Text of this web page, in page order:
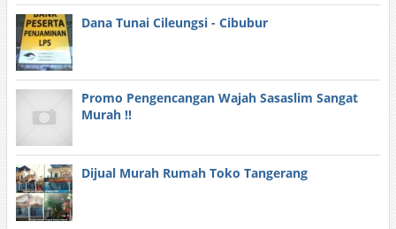
Dana Tunai Cileungsi - Cibubur
Promo Pengencangan Wajah Sasaslim Sangat
Murah !!
Dijual Murah Rumah Toko Tangerang